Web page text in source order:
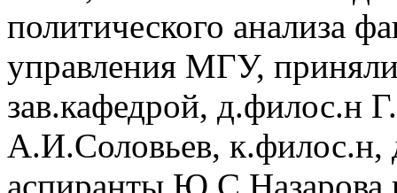
политического анализа
управления МГУ,
зав.кафедрой, д.филос.н
А.И.Соловьев, к.филос.н,